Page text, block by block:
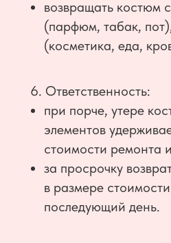
возвращать костюм
(парфюм, табак,
(косметика, еда,
6. Ответственность:
при порче, утере
элементов
стоимости ремонта
за просрочку
в размере
последующий день.